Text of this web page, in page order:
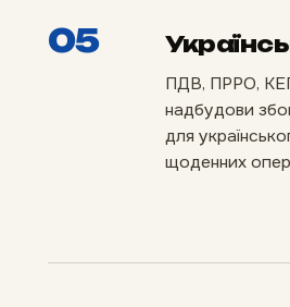
05
ПДВ, ПРРО,
надбудови
для
щоденних